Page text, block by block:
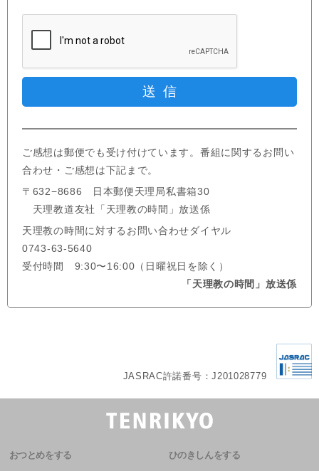
ご感想は郵便でも受け付けています。番組に関するお問い
合わせ・ご感想は下記まで。
〒632−8686 日本郵便天理局私書箱30
天理教道友社「天理教の時間」放送係
天理教の時間に対するお問い合わせダイヤル
0743-63-5640
受付時間 9:30〜16:00（日曜祝日を除く）
「天理教の時間」放送係
JASRAC許諾番号：J201028779
おつとめをする ひのきしんをする